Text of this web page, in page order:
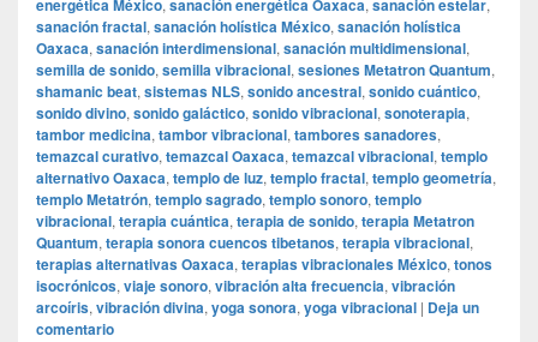
energética México, sanación energética Oaxaca, sanación estelar,
sanación fractal, sanación holística México, sanación holística
Oaxaca, sanación interdimensional, sanación multidimensional,
semilla de sonido, semilla vibracional, sesiones Metatron Quantum,
shamanic beat, sistemas NLS, sonido ancestral, sonido cuántico,
sonido divino, sonido galáctico, sonido vibracional, sonoterapia,
tambor medicina, tambor vibracional, tambores sanadores,
temazcal curativo, temazcal Oaxaca, temazcal vibracional, templo
alternativo Oaxaca, templo de luz, templo fractal, templo geometría,
templo Metatrón, templo sagrado, templo sonoro, templo
vibracional, terapia cuántica, terapia de sonido, terapia Metatron
Quantum, terapia sonora cuencos tibetanos, terapia vibracional,
terapias alternativas Oaxaca, terapias vibracionales México, tonos
isocrónicos, viaje sonoro, vibración alta frecuencia, vibración
arcoíris, vibración divina, yoga sonora, yoga vibracional | Deja un
comentario